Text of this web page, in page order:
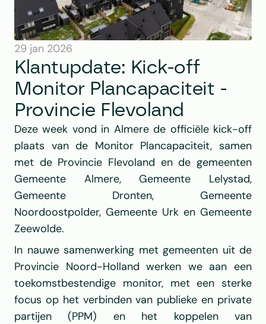
29 jan 2026
Klantupdate: Kick-off
Monitor Plancapaciteit -
Provincie Flevoland
Deze week vond in Almere de officiële kick-off
plaats van de Monitor Plancapaciteit, samen
met de Provincie Flevoland en de gemeenten
Gemeente Almere, Gemeente Lelystad,
Gemeente Dronten, Gemeente
Noordoostpolder, Gemeente Urk en Gemeente
Zeewolde.
In nauwe samenwerking met gemeenten uit de
Provincie Noord-Holland werken we aan een
toekomstbestendige monitor, met een sterke
focus op het verbinden van publieke en private
partijen (PPM) en het koppelen van